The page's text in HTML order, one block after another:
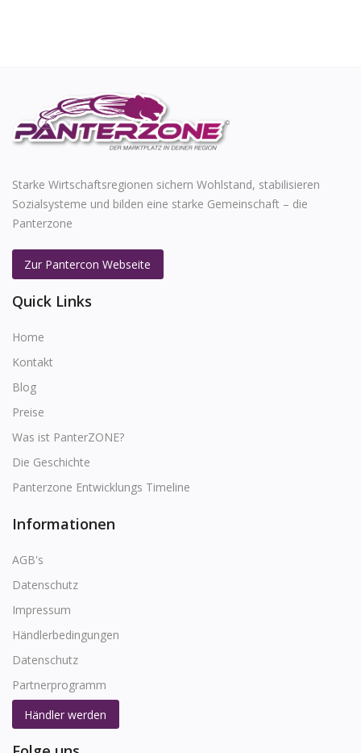
Starke Wirtschaftsregionen sichern Wohlstand, stabilisieren
Sozialsysteme und bilden eine starke Gemeinschaft – die
Panterzone
Zur Pantercon Webseite
Quick Links
Home
Kontakt
Blog
Preise
Was ist PanterZONE?
Die Geschichte
Panterzone Entwicklungs Timeline
Informationen
AGB's
Datenschutz
Impressum
Händlerbedingungen
Datenschutz
Partnerprogramm
Händler werden